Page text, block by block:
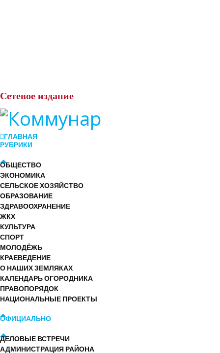
Сетевое издание
ГЛАВНАЯ
РУБРИКИ
ОБЩЕСТВО
ЭКОНОМИКА
СЕЛЬСКОЕ ХОЗЯЙСТВО
ОБРАЗОВАНИЕ
ЗДРАВООХРАНЕНИЕ
ЖКХ
КУЛЬТУРА
СПОРТ
МОЛОДЁЖЬ
КРАЕВЕДЕНИЕ
О НАШИХ ЗЕМЛЯКАХ
КАЛЕНДАРЬ ОГОРОДНИКА
ПРАВОПОРЯДОК
НАЦИОНАЛЬНЫЕ ПРОЕКТЫ
ОФИЦИАЛЬНО
ДЕЛОВЫЕ ВСТРЕЧИ
АДМИНИСТРАЦИЯ РАЙОНА